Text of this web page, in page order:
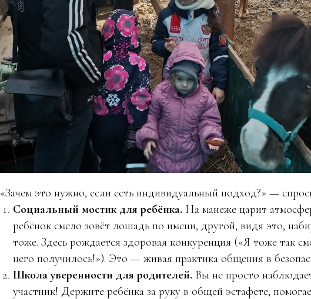
«Зачем это нужно, если есть индивидуальный подход?» —
Социальный мостик для ребёнка. На манеже царит
ребёнок смело зовёт лошадь по имени, другой, видя это,
тоже. Здесь рождается здоровая конкуренция («Я тоже так
него получилось!»). Это — живая практика общения в
Школа уверенности для родителей. Вы не просто
участник! Держите ребёнка за руку в общей эстафете,